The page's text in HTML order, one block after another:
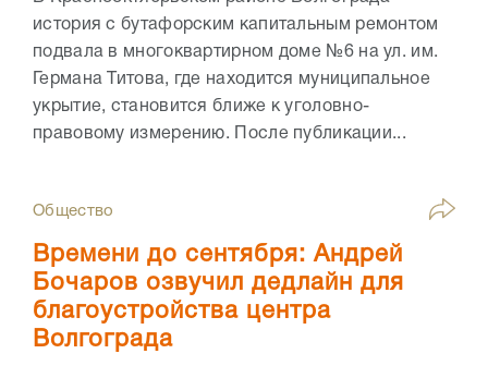
история с бутафорским капитальным ремонтом
подвала в многоквартирном доме №6 на ул. им.
Германа Титова, где находится муниципальное
укрытие, становится ближе к уголовно-
правовому измерению. После публикации...
Общество
Времени до сентября: Андрей
Бочаров озвучил дедлайн для
благоустройства центра
Волгограда